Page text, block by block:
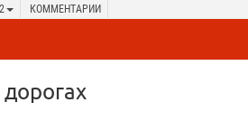
КОММЕНТАРИИ